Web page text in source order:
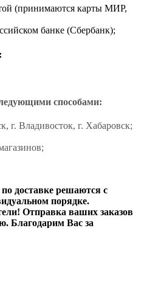
(принимаются карты МИР,
банке (Сбербанк);
способами:
г. Владивосток, г. Хабаровск;
доставке решаются с
порядке.
Отправка ваших заказов
Благодарим Вас за